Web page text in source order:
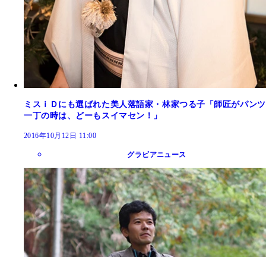
ミスｉＤにも選ばれた美人落語家・林家つる子「師匠がパンツ
一丁の時は、どーもスイマセン！」
2016年10月12日 11:00
グラビアニュース